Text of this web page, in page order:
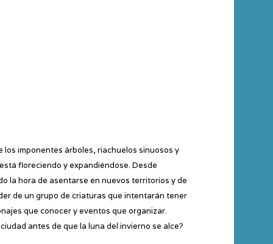
los imponentes árboles, riachuelos sinuosos y
floreciendo y expandiéndose. Desde
la hora de asentarse en nuevos territorios y de
de un grupo de criaturas que intentarán tener
que conocer y eventos que organizar.
antes de que la luna del invierno se alce?